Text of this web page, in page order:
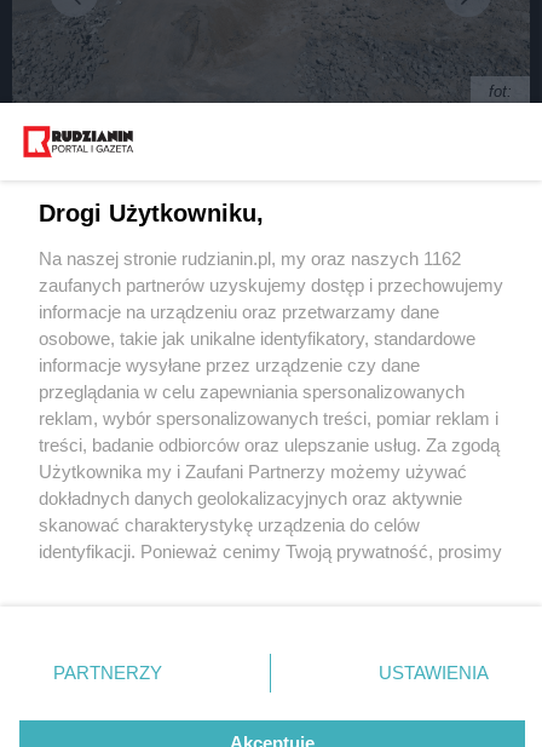
fot:
ścieków. Mieszkańcy zaniepokojeni
3 / 7
Oczyszczalnia wirek5
Wydawca mediów
Nie zapomnij
zapoznać się z:
polityką prywatności regulamin korzystania z portali
Twojemiasto
Piekary Śląskie
Chorzów
Tarnowskie Góry
Gliwice
Skontakuj sięz nami
Kontakt
Wydawca
Redakcja
Drogi Użytkowniku,
Na naszej stronie rudzianin.pl, my oraz naszych 1162
zaufanych partnerów uzyskujemy dostęp i przechowujemy
informacje na urządzeniu oraz przetwarzamy dane
osobowe, takie jak unikalne identyfikatory, standardowe
informacje wysyłane przez urządzenie czy dane
przeglądania w celu zapewniania spersonalizowanych
reklam, wybór spersonalizowanych treści, pomiar reklam i
treści, badanie odbiorców oraz ulepszanie usług. Za zgodą
Użytkownika my i Zaufani Partnerzy możemy używać
dokładnych danych geolokalizacyjnych oraz aktywnie
skanować charakterystykę urządzenia do celów
identyfikacji. Ponieważ cenimy Twoją prywatność, prosimy
prywatności znajdujący się w lewym dolnym rogu strony
. Niektóre rodzaje przetwarzania danych nie wymagają
zgody użytkownika, ale masz prawo sprzeciwić się
takiemu przetwarzaniu. Preferencje będą miały
PARTNERZY USTAWIENIA
Akceptuję